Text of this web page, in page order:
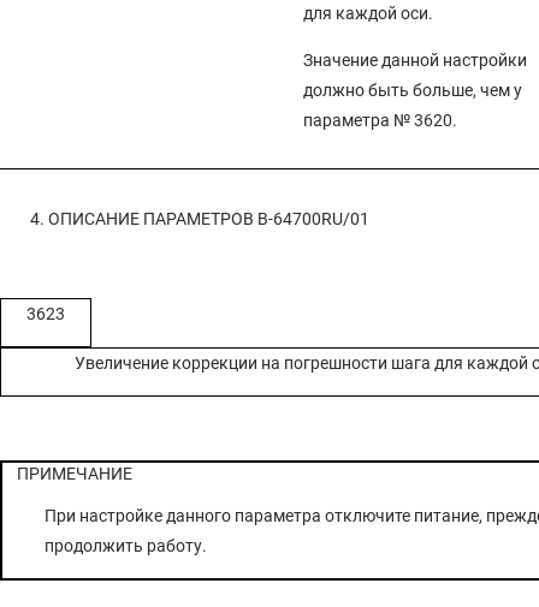
для каждой оси.
Значение данной настройки
должно быть больше, чем у
параметра № 3620.
4. ОПИСАНИЕ ПАРАМЕТРОВ B-64700RU/01
3623
Увеличение коррекции на погрешности шага для каждой
ПРИМЕЧАНИЕ
При настройке данного параметра отключите питание,
продолжить работу.